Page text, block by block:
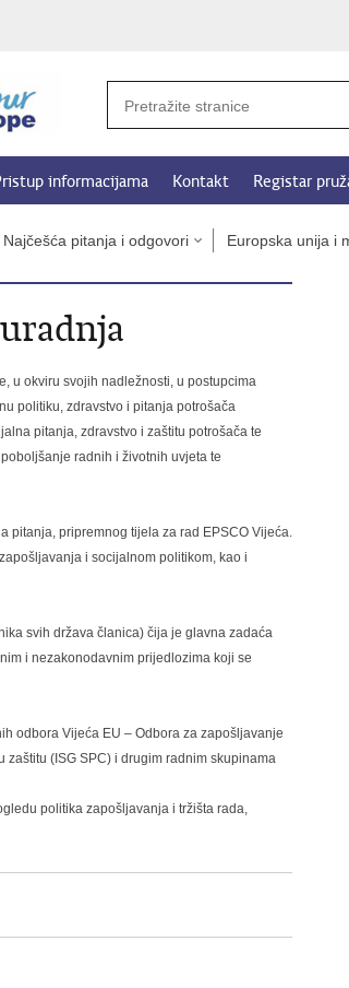
informacijama Kontakt Registar
Najčešća pitanja i odgovori Europska unija i
u okviru svojih nadležnosti, u postupcima
politiku, zdravstvo i pitanja potrošača
pitanja, zdravstvo i zaštitu potrošača te
radnih i životnih uvjeta te
pitanja, pripremnog tijela za rad EPSCO Vijeća.
i socijalnom politikom, kao i
svih država članica) čija je glavna zadaća
i nezakonodavnim prijedlozima koji se
odbora Vijeća EU – Odbora za zapošljavanje
(ISG SPC) i drugim radnim skupinama
politika zapošljavanja i tržišta rada,